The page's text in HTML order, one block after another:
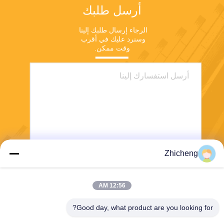
أرسل طلبك
وقت ممكن.
Zhicheng
12:56 AM
Good day, what product are you looking for?